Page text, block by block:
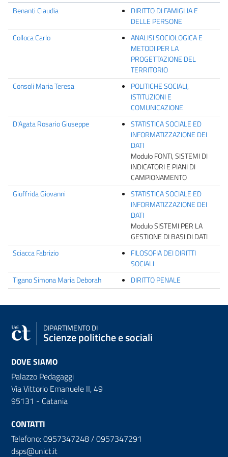
Benanti Claudia
DIRITTO DI FAMIGLIA E
DELLE PERSONE
Colloca Carlo
ANALISI SOCIOLOGICA E
METODI PER LA
PROGETTAZIONE DEL
TERRITORIO
Consoli Maria Teresa
POLITICHE SOCIALI,
ISTITUZIONI E
COMUNICAZIONE
D'Agata Rosario Giuseppe
STATISTICA SOCIALE ED
INFORMATIZZAZIONE DEI
DATI
Modulo FONTI, SISTEMI DI
INDICATORI E PIANI DI
CAMPIONAMENTO
Giuffrida Giovanni
STATISTICA SOCIALE ED
INFORMATIZZAZIONE DEI
DATI
Modulo SISTEMI PER LA
GESTIONE DI BASI DI DATI
Sciacca Fabrizio
FILOSOFIA DEI DIRITTI
SOCIALI
Tigano Simona Maria Deborah
DIRITTO PENALE
DIPARTIMENTO DI
Scienze politiche e sociali
DOVE SIAMO
Palazzo Pedagaggi
Via Vittorio Emanuele II, 49
95131 - Catania
CONTATTI
Telefono: 0957347248 / 0957347291
dsps@unict.it